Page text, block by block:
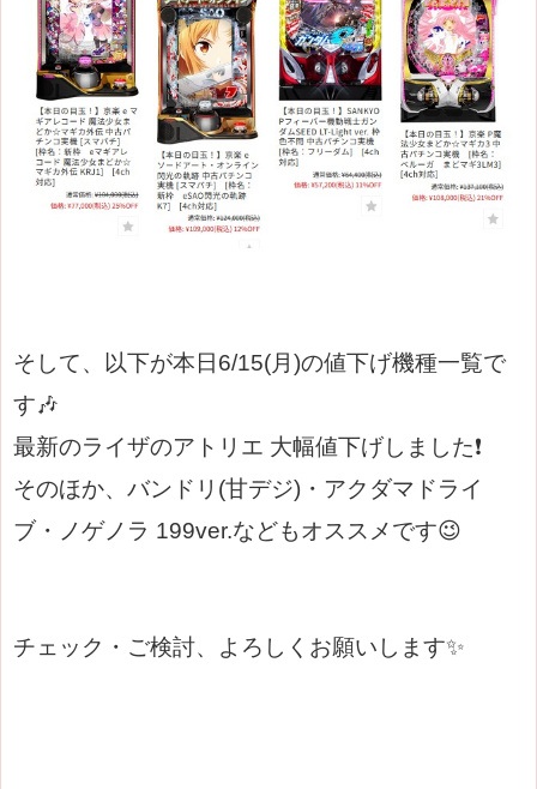
そして、以下が本日6/15(月)の値下げ機種一覧で
す🎶
最新のライザのアトリエ 大幅値下げしました❗
そのほか、バンドリ(甘デジ)・アクダマドライ
ブ・ノゲノラ 199ver.などもオススメです😉
チェック・ご検討、よろしくお願いします✨